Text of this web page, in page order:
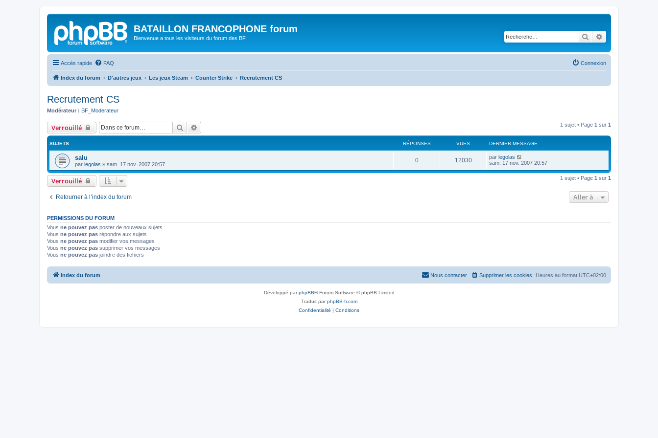
BATAILLON FRANCOPHONE forum
Bienvenue a tous les visiteurs du forum des BF Rechercher
Accès rapide FAQ Connexion
Index du forum D'autres jeux Les jeux Steam Counter Strike Recrutement CS
Recrutement CS
Modérateur : BF_Moderateur
Verrouillé Rechercher 1 sujet • Page 1 sur 1
SUJETS RÉPONSES VUES DERNIER MESSAGE
salu
par legolas » sam. 17 nov. 2007 20:57
0 12030 par legolas
sam. 17 nov. 2007 20:57
Verrouillé 1 sujet • Page 1 sur 1
Retourner à l’index du forum Aller à
PERMISSIONS DU FORUM
Vous ne pouvez pas poster de nouveaux sujets
Vous ne pouvez pas répondre aux sujets
Vous ne pouvez pas modifier vos messages
Vous ne pouvez pas supprimer vos messages
Vous ne pouvez pas joindre des fichiers
Index du forum Heures au format UTC+02:00
Supprimer les cookies
Nous contacter
Développé parphpBB® Forum Software © phpBB Limited
Traduit parphpBB-fr.com
Confidentialité | Conditions